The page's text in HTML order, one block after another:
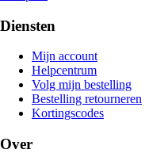
Diensten
Mijn account
Helpcentrum
Volg mijn bestelling
Bestelling retourneren
Kortingscodes
Over